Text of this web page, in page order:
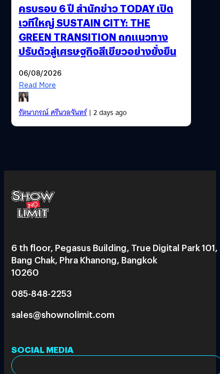
ครบรอบ 6 ปี สำนักข่าว TODAY เปิด
เวทีใหญ่ SUSTAIN CITY: THE
GREEN TRANSITION ถกแนวทาง
ปรับตัวสู่เศรษฐกิจสีเขียวอย่างยั่งยืน
06/08/2026
Read More
รัตนาภรณ์ ศรีนวลจันทร์| 2 days ago
6 th floor, Pegasus Building, True Digital Park 101,
Bang Chak, Phra Khanong, Bangkok
10260
085-848-2253
sales@shownolimit.com
SOCIAL MEDIA